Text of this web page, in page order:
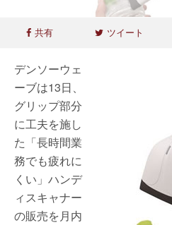
共有 ツイート
デンソーウェ
ーブは13日、
グリップ部分
に工夫を施し
た「長時間業
務でも疲れに
くい」ハンデ
ィスキャナー
の販売を月内